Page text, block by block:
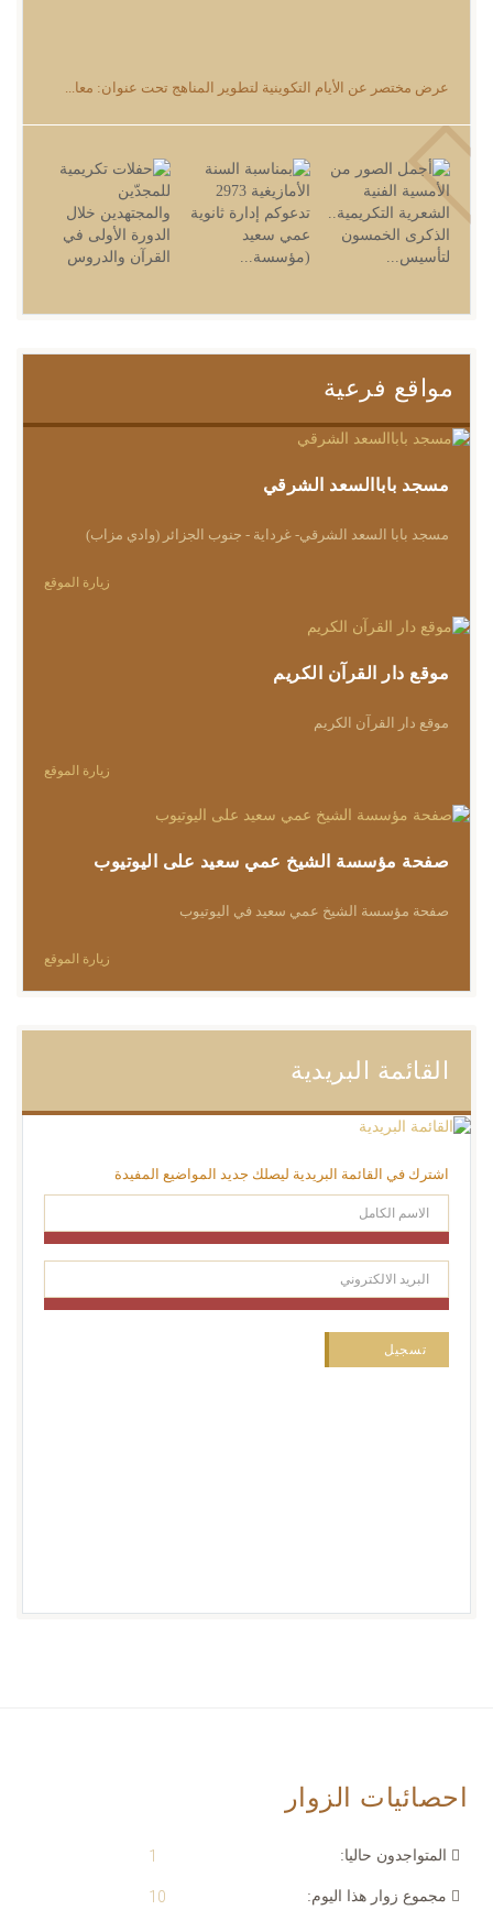
عرض مختصر عن الأيام التكوينية لتطوير المناهج تحت عنوان: معا...
مواقع فرعية
مسجد باباالسعد الشرقي
مسجد بابا السعد الشرقي- غرداية - جنوب الجزائر (وادي مزاب)
زيارة الموقع
موقع دار القرآن الكريم
موقع دار القرآن الكريم
زيارة الموقع
صفحة مؤسسة الشيخ عمي سعيد على اليوتيوب
صفحة مؤسسة الشيخ عمي سعيد في اليوتيوب
زيارة الموقع
القائمة البريدية
اشترك في القائمة البريدية ليصلك جديد المواضيع المفيدة
احصائيات الزوار
المتواجدون حاليا: 1
مجموع زوار هذا اليوم: 10